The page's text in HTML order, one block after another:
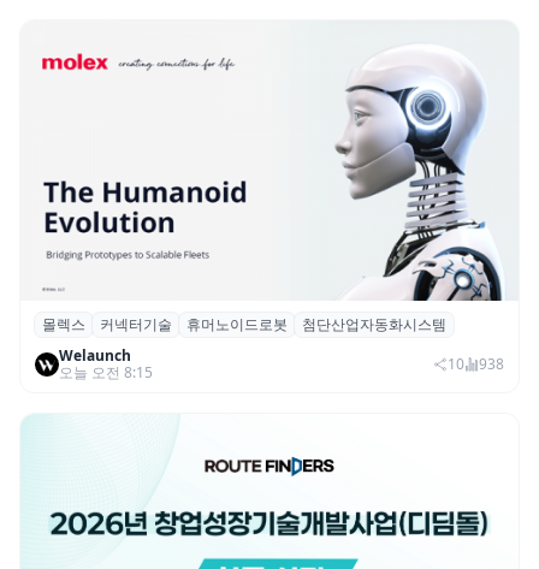
몰렉스, 휴머노이드 로봇용 ‘MiniMix’ 하이
브리드 전원·신호 커넥터 공개
몰렉스 커넥터기술 휴머노이드로봇
첨단산업자동화시스템
Welaunch
오늘 오전 8:15
10 938